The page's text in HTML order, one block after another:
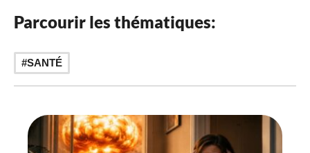
Parcourir les thématiques:
SANTÉ